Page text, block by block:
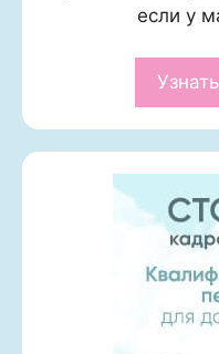
если у